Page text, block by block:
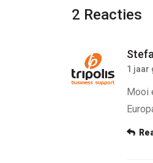
2 Reacties
1 jaar
Mooi